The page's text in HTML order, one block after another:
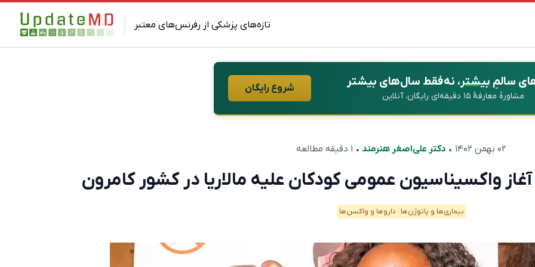
تازه‌های پزشکی از رفرنس‌های معتبر
سالمِبیشتر، نه فقط سال‌های بیشتر
مشاورهٔ معارفهٔ ۱۵ دقیقه‌ای رایگان، آنلاین
شروع رایگان
۰۲ بهمن ۱۴۰۲ • دکتر علی‌اصغر هنرمند • ۱ دقیقه مطالعه
واکسیناسیون عمومی کودکان علیه مالاریا در کشور کامرون
بیماری‌ها و پاتوژن‌ها دارو‌ها و واکسن‌ها